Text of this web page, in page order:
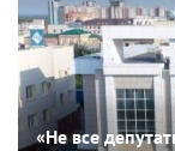
«Не все